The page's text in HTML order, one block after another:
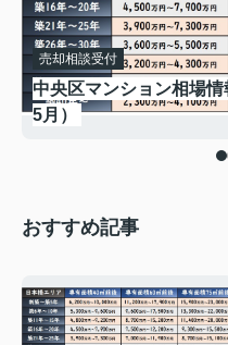
売却相談受付
中央区マンション相場
5月）
おすすめ記事